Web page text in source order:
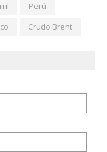
Perú
Crudo Brent